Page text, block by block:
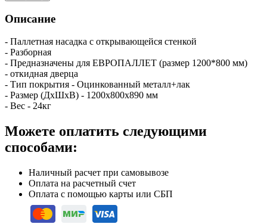
Описание
- Паллетная насадка с открывающейся стенкой
- Разборная
- Предназначены для ЕВРОПАЛЛЕТ (размер 1200*800 мм)
- откидная дверца
- Тип покрытия - Оцинкованный металл+лак
- Размер (ДхШхВ) - 1200х800х890 мм
- Вес - 24кг
Можете оплатить следующими
способами:
Наличный расчет при самовывозе
Оплата на расчетный счет
Оплата с помощью карты или СБП